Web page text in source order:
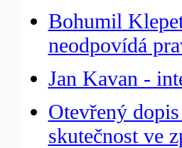
Bohumil
neodpovídá
Jan Kavan -
Otevřený
skutečnost ve